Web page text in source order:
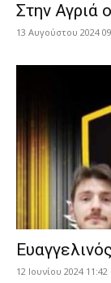
Στην Αγριά
13 Αυγούστου 2024
12 Ιουνίου 2024 11:42